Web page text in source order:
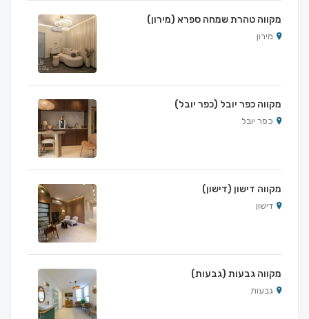
מקווה טהרת שמחה ספרא (מירון)
מירון
מקווה כפר יובל (כפר יובל)
כפר יובל
מקווה דישון (דישון)
דישון
מקווה גבעות (גבעות)
גבעות